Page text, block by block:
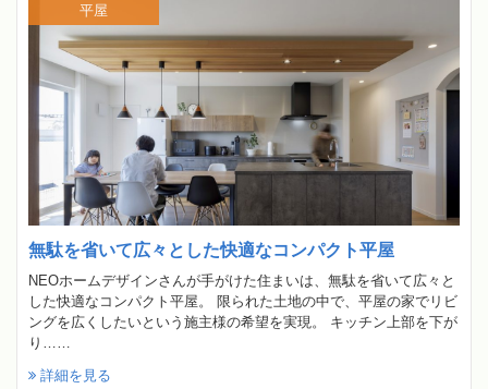
無駄を省いて広々とした快適なコンパクト平屋
NEOホームデザインさんが手がけた住まいは、無駄を省いて広々と
した快適なコンパクト平屋。 限られた土地の中で、平屋の家でリビ
ングを広くしたいという施主様の希望を実現。 キッチン上部を下が
り……
詳細を見る
平屋